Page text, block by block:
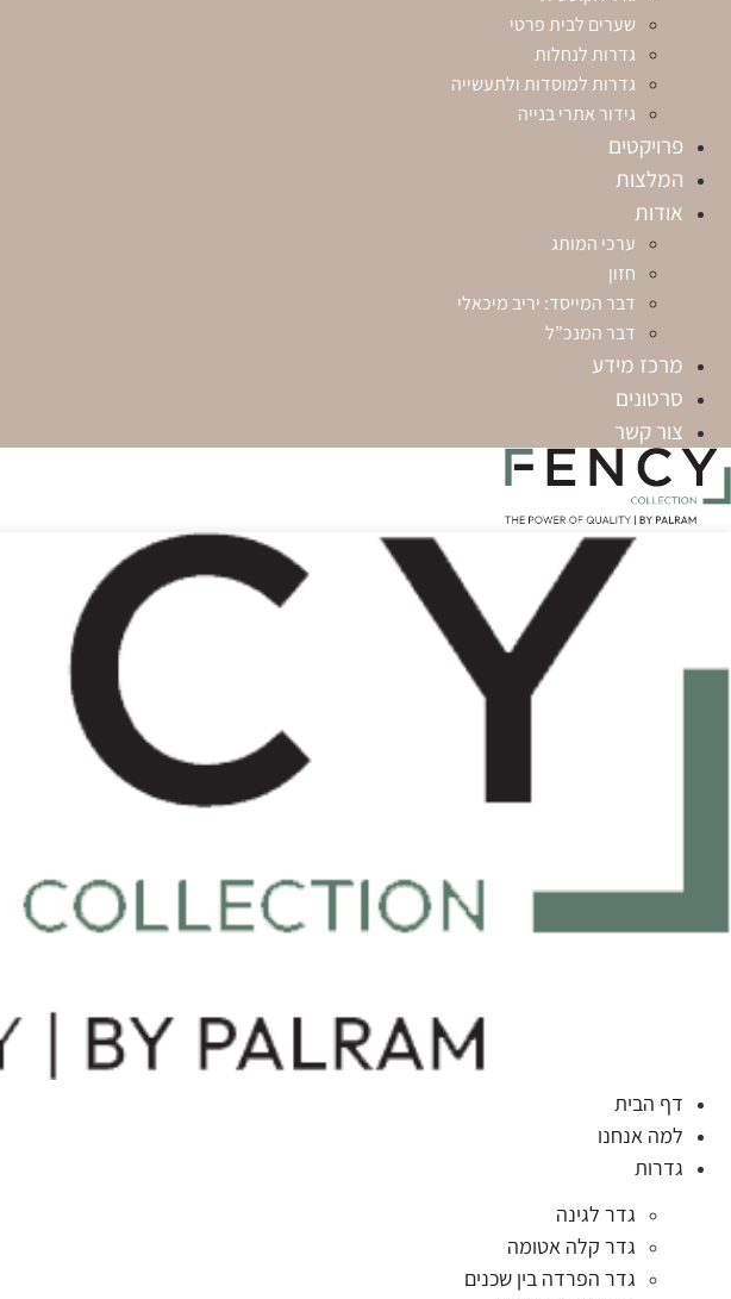
שערים לבית פרטי
גדרות לנחלות
גדרות למוסדות ולתעשייה
גידור אתרי בנייה
פרויקטים
המלצות
אודות
ערכי המותג
חזון
דבר המייסד: יריב מיכאלי
דבר המנכ”ל
מרכז מידע
סרטונים
צור קשר
דף הבית
למה אנחנו
גדרות
גדר לגינה
גדר קלה אטומה
גדר הפרדה בין שכנים